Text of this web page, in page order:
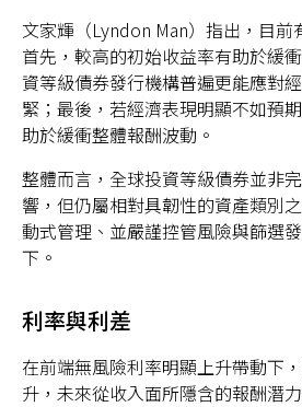
文家輝（Lyndon Man）指出，目前
首先，較高的初始收益率有助於緩
資等級債券發行機構普遍更能應對
緊；最後，若經濟表現明顯不如預
助於緩衝整體報酬波動。
整體而言，全球投資等級債券並非
響，但仍屬相對具韌性的資產類別
動式管理、並嚴謹控管風險與篩選
下。
利率與利差
在前端無風險利率明顯上升帶動下
升，未來從收入面所隱含的報酬潛